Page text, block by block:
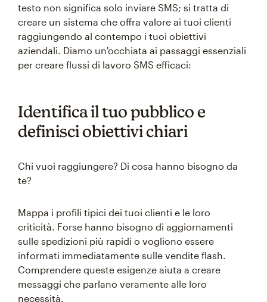
testo non significa solo inviare SMS; si tratta di
creare un sistema che offra valore ai tuoi clienti
raggiungendo al contempo i tuoi obiettivi
aziendali. Diamo un'occhiata ai passaggi essenziali
per creare flussi di lavoro SMS efficaci:
Identifica il tuo pubblico e
definisci obiettivi chiari
Chi vuoi raggiungere? Di cosa hanno bisogno da
te?
Mappa i profili tipici dei tuoi clienti e le loro
criticità. Forse hanno bisogno di aggiornamenti
sulle spedizioni più rapidi o vogliono essere
informati immediatamente sulle vendite flash.
Comprendere queste esigenze aiuta a creare
messaggi che parlano veramente alle loro
necessità.